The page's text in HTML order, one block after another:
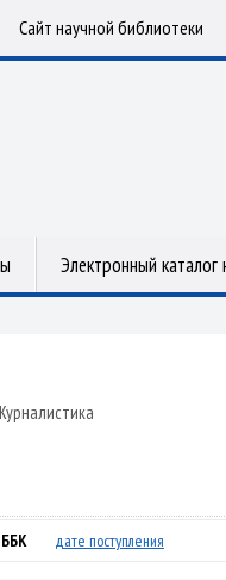
Сайт научной библиотеки
Электронный каталог
ББК дате поступления